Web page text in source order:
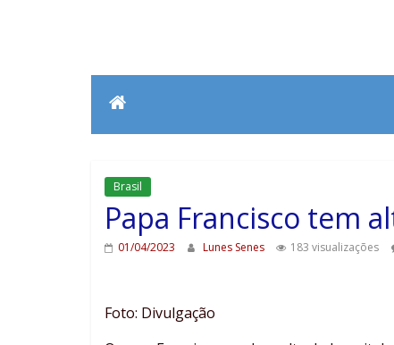
Brasil
Papa Francisco tem
01/04/2023 Lunes Senes 183 visualizações
Foto: Divulgação